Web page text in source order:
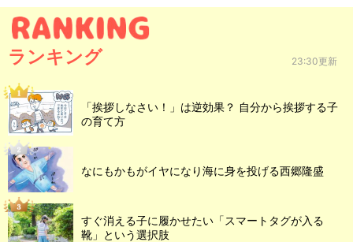
ランキング 23:30更新
「挨拶しなさい！」は逆効果？ 自分から挨拶する子
の育て方
なにもかもがイヤになり海に身を投げる西郷隆盛
すぐ消える子に履かせたい「スマートタグが入る
靴」という選択肢